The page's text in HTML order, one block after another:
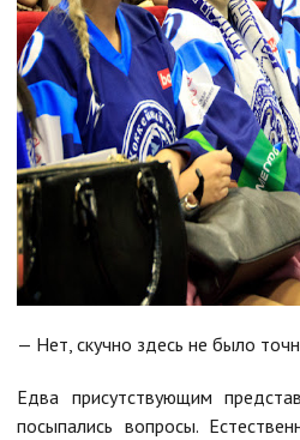
— Нет, скучно здесь не было
Едва присутствующим
посыпались вопросы.